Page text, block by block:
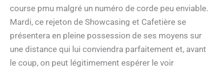
course pmu malgré un numéro de corde peu enviable.
Mardi, ce rejeton de Showcasing et Cafetière se
présentera en pleine possession de ses moyens sur
une distance qui lui conviendra parfaitement et, avant
le coup, on peut légitimement espérer le voir